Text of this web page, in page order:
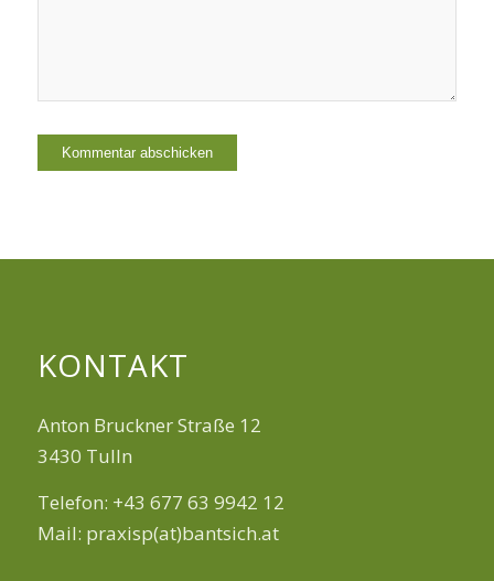
KONTAKT
Anton Bruckner Straße 12
3430 Tulln
Telefon: +43 677 63 9942 12
Mail: praxisp(at)bantsich.at